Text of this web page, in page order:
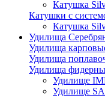
Катушка
Катушки с
Катушка
Удилища
Удилища
Удилища
Удилища
Удилище
Удилище